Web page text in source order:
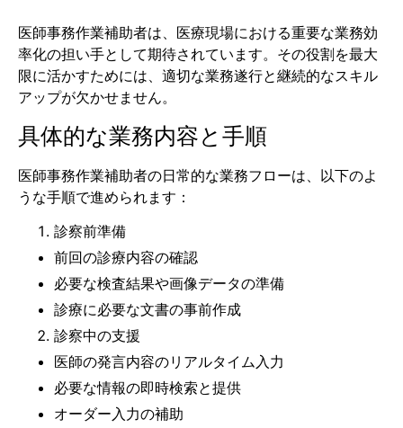
医師事務作業補助者は、医療現場における重要な業務効
率化の担い手として期待されています。その役割を最大
限に活かすためには、適切な業務遂行と継続的なスキル
アップが欠かせません。
具体的な業務内容と手順
医師事務作業補助者の日常的な業務フローは、以下のよ
うな手順で進められます：
診察前準備
前回の診療内容の確認
必要な検査結果や画像データの準備
診療に必要な文書の事前作成
診察中の支援
医師の発言内容のリアルタイム入力
必要な情報の即時検索と提供
オーダー入力の補助